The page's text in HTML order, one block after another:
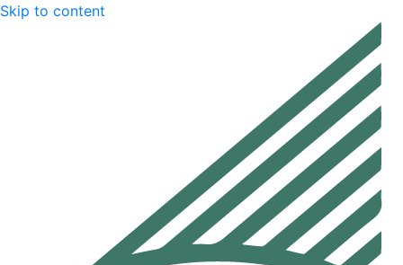
Skip to content